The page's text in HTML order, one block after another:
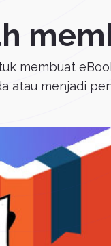
membuat
atau menjadi